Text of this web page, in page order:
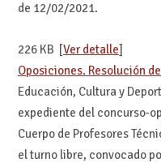
de 12/02/2021.
226 KB [Ver detalle]
Oposiciones. Resolución
Educación, Cultura y
expediente del concurso-
Cuerpo de Profesores
el turno libre, convocado